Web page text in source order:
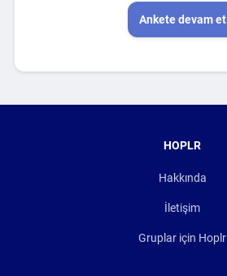
Ankete devam et
HOPLR
Hakkında
İletişim
Gruplar için Hoplr